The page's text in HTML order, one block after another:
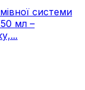
системи
мл –